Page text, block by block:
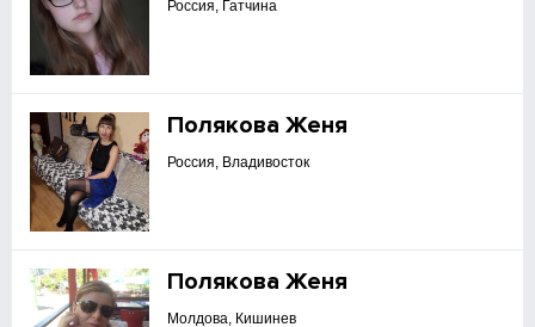
Россия, Гатчина
Полякова Женя
Россия, Владивосток
Полякова Женя
Молдова, Кишинев